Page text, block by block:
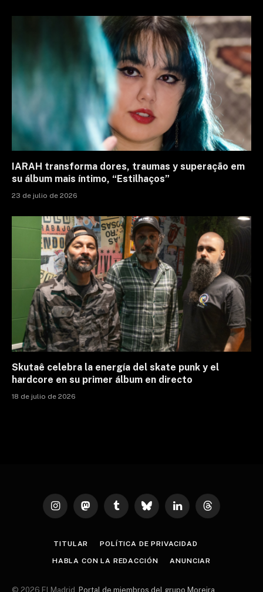
IARAH transforma dores, traumas y superação em
su álbum mais íntimo, “Estilhaços”
23 de julio de 2026
Skutaê celebra la energía del skate punk y el
hardcore en su primer álbum en directo
18 de julio de 2026
InstagramMastodonTumblr Bluesky LinkedInThreads
TITULAR POLÍTICA DE PRIVACIDAD
HABLA CON LA REDACCIÓN ANUNCIAR
© 2026 El Madrid. Portal de miembros del grupo Moreira